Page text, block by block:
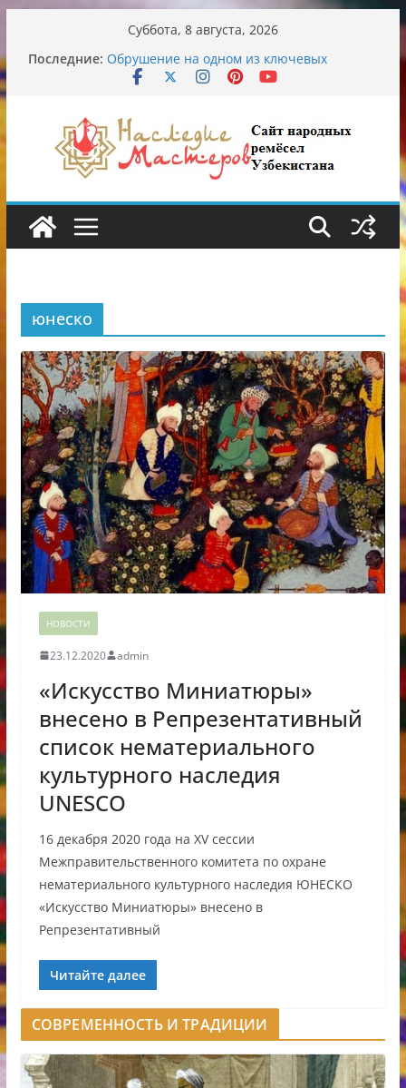
содержимому
Суббота, 8 августа, 2026
Последние: Обрушение на одном из ключевых
перекрёстков Ташкента: перекрыт
символика и происхождение
Аэропорт Ташкента переедет после 2030
года
Опасная диета Алины Загитовой
От знахарей до университетских клиник
юнеско
НОВОСТИ
23.12.2020 admin
«Искусство Миниатюры»
внесено в Репрезентативный
список нематериального
культурного наследия
UNESCO
16 декабря 2020 года на XV сессии
Межправительственного комитета по охране
нематериального культурного наследия ЮНЕСКО
«Искусство Миниатюры» внесено в
Репрезентативный
Читайте далее
СОВРЕМЕННОСТЬ И ТРАДИЦИИ